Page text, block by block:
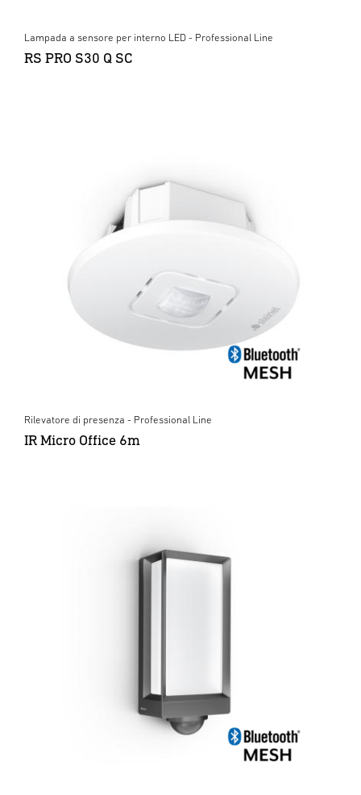
Lampada a sensore per interno LED - Professional Line
RS PRO S30 Q SC
Rilevatore di presenza - Professional Line
IR Micro Office 6m